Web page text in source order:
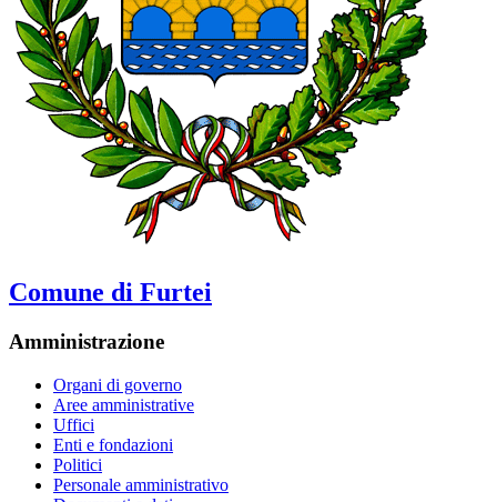
Comune di Furtei
Amministrazione
Organi di governo
Aree amministrative
Uffici
Enti e fondazioni
Politici
Personale amministrativo